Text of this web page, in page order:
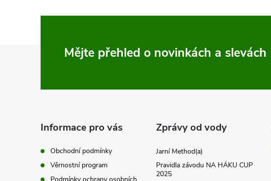
p
v
k
y
Mějte přehled o novinkách a slevách
Informace pro vás
Obchodní podmínky
Věrnostní program
Zprávy od vody
Jarní Method(a)
Pravidla závodu NA HÁKU CUP
2025